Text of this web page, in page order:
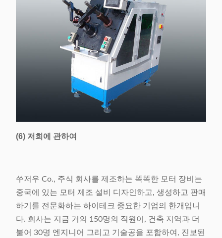
(6) 저희에 관하여
쑤저우 Co., 주식 회사를 제조하는 똑똑한 모터 장비는
중국에 있는 모터 제조 설비 디자인하고, 생성하고 판매
하기를 전문화하는 하이테크 중요한 기업의 한개입니
다. 회사는 지금 거의 150명의 직원이, 건축 지역과 더
불어 30명 엔지니어 그리고 기술공을 포함하여, 진보된